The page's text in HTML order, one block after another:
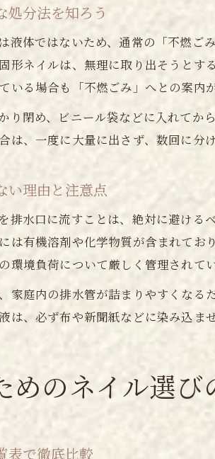
処分法を知ろう
液体ではないため、通常の「不燃ご
形ネイルは、無理に取り出そうとす
いる場合も「不燃ごみ」へとの案内が
り閉め、ビニール袋などに入れてか
は、一度に大量に出さず、数回に分
い理由と注意点
排水口に流すことは、絶対に避けるべ
は有機溶剤や化学物質が含まれてお
環境負荷について厳しく管理されてい
家庭内の排水管が詰まりやすくなる
は、必ず布や新聞紙などに染み込ま
めのネイル選び
表で徹底比較